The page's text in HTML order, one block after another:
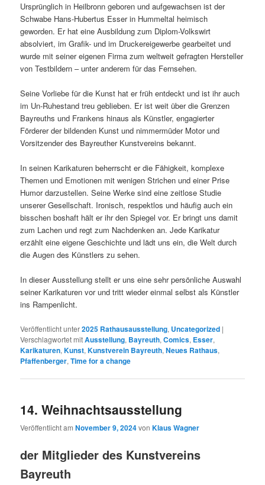
Ursprünglich in Heilbronn geboren und aufgewachsen ist der
Schwabe Hans-Hubertus Esser in Hummeltal heimisch
geworden. Er hat eine Ausbildung zum Diplom-Volkswirt
absolviert, im Grafik- und im Druckereigewerbe gearbeitet und
wurde mit seiner eigenen Firma zum weltweit gefragten Hersteller
von Testbildern – unter anderem für das Fernsehen.
Seine Vorliebe für die Kunst hat er früh entdeckt und ist ihr auch
im Un-Ruhestand treu geblieben. Er ist weit über die Grenzen
Bayreuths und Frankens hinaus als Künstler, engagierter
Förderer der bildenden Kunst und nimmermüder Motor und
Vorsitzender des Bayreuther Kunstvereins bekannt.
In seinen Karikaturen beherrscht er die Fähigkeit, komplexe
Themen und Emotionen mit wenigen Strichen und einer Prise
Humor darzustellen. Seine Werke sind eine zeitlose Studie
unserer Gesellschaft. Ironisch, respektlos und häufig auch ein
bisschen boshaft hält er ihr den Spiegel vor. Er bringt uns damit
zum Lachen und regt zum Nachdenken an. Jede Karikatur
erzählt eine eigene Geschichte und lädt uns ein, die Welt durch
die Augen des Künstlers zu sehen.
In dieser Ausstellung stellt er uns eine sehr persönliche Auswahl
seiner Karikaturen vor und tritt wieder einmal selbst als Künstler
ins Rampenlicht.
Veröffentlicht unter2025 Rathausausstellung, Uncategorized |
Verschlagwortet mitAusstellung, Bayreuth,Comics, Esser,
Karikaturen,Kunst,Kunstverein Bayreuth,Neues Rathaus,
Pfaffenberger,Time for a change
14. Weihnachtsausstellung
Veröffentlicht amNovember 9, 2024vonKlaus Wagner
der Mitglieder des Kunstvereins
Bayreuth